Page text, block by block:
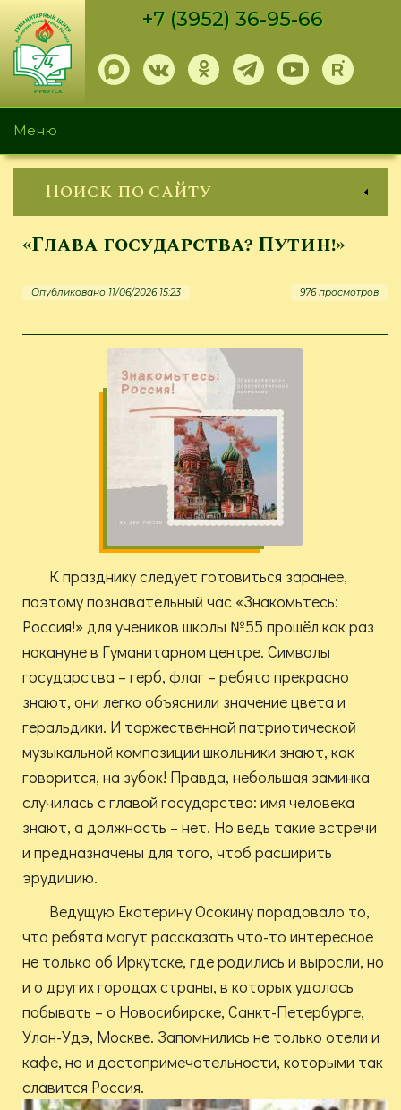
Перейти
основному
содержанию
+7 (3952) 36-95-66
Меню
Поиск по сайту
«Глава государства? Путин!»
Опубликовано 11/06/2026 15:23 976 просмотров
К празднику следует готовиться заранее,
поэтому познавательный час «Знакомьтесь:
Россия!» для учеников школы №55 прошёл как раз
накануне в Гуманитарном центре. Символы
государства – герб, флаг – ребята прекрасно
знают, они легко объяснили значение цвета и
геральдики. И торжественной патриотической
музыкальной композиции школьники знают, как
говорится, на зубок! Правда, небольшая заминка
случилась с главой государства: имя человека
знают, а должность – нет. Но ведь такие встречи
и предназначены для того, чтоб расширить
эрудицию.
Ведущую Екатерину Осокину порадовало то,
что ребята могут рассказать что-то интересное
не только об Иркутске, где родились и выросли, но
и о других городах страны, в которых удалось
побывать – о Новосибирске, Санкт-Петербурге,
Улан-Удэ, Москве. Запомнились не только отели и
кафе, но и достопримечательности, которыми так
славится Россия.